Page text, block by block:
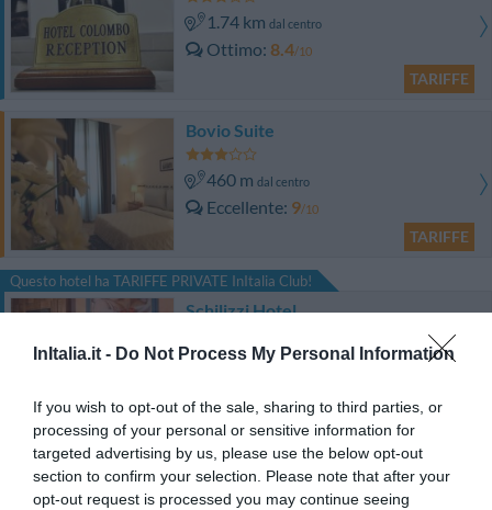
InItalia.it - Do Not Process My Personal Information
If you wish to opt-out of the sale, sharing to third parties, or
processing of your personal or sensitive information for
targeted advertising by us, please use the below opt-out
section to confirm your selection. Please note that after your
opt-out request is processed you may continue seeing
1.74 km dal centro
Ottimo 8.4/10
TARIFFE
Bovio Suite
460 m dal centro
Eccellente 9/10
TARIFFE
Questo hotel ha TARIFFE PRIVATE InItalia Club!
Schilizzi Hotel
420 mdal centro
TARIFFE
Questo hotel ha TARIFFE PRIVATE InItalia Club!
Hotel Real Orto Botanico